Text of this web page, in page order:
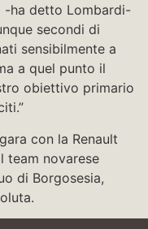
-ha detto Lombardi-
secondi di
sensibilmente a
a quel punto il
obiettivo primario
con la Renault
team novarese
di Borgosesia,